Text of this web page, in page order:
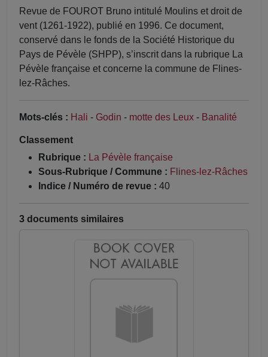
Revue de FOUROT Bruno intitulé Moulins et droit de
vent (1261-1922), publié en 1996. Ce document,
conservé dans le fonds de la Société Historique du
Pays de Pévèle (SHPP), s’inscrit dans la rubrique La
Pévèle française et concerne la commune de Flines-
lez-Râches.
Mots-clés : Hali - Godin - motte des Leux - Banalité
Classement
Rubrique : La Pévèle française
Sous-Rubrique / Commune : Flines-lez-Râches
Indice / Numéro de revue : 40
3 documents similaires